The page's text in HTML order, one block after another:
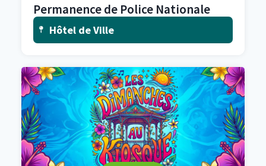
Permanence de Police Nationale
Hôtel de Ville